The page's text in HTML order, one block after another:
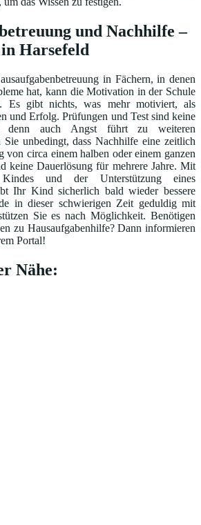
und Nachhilfe –
Harsefeld
in Fächern, in denen
hat, kann die Motivation in der Schule
Es gibt nichts, was mehr motiviert, als
und Erfolg. Prüfungen und Test sind keine
denn auch Angst führt zu weiteren
Sie unbedingt, dass Nachhilfe eine zeitlich
von circa einem halben oder einem ganzen
keine Dauerlösung für mehrere Jahre. Mit
und der Unterstützung eines
Ihr Kind sicherlich bald wieder bessere
in dieser schwierigen Zeit geduldig mit
Sie es nach Möglichkeit. Benötigen
zu Hausaufgabenhilfe? Dann informieren
Portal!
Nähe: